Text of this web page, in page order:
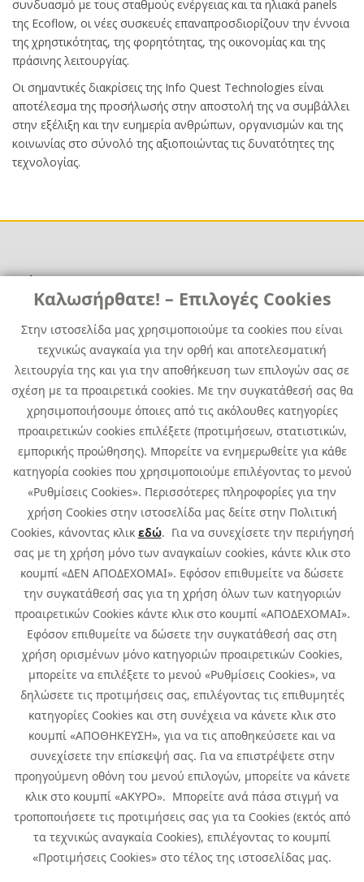
Καλωσήρθατε! – Επιλογές Cookies
Στην ιστοσελίδα μας χρησιμοποιούμε τα cookies που είναι
τεχνικώς αναγκαία για την ορθή και αποτελεσματική
λειτουργία της και για την αποθήκευση των επιλογών σας σε
σχέση με τα προαιρετικά cookies. Με την συγκατάθεσή σας θα
χρησιμοποιήσουμε όποιες από τις ακόλουθες κατηγορίες
προαιρετικών cookies επιλέξετε (προτιμήσεων, στατιστικών,
εμπορικής προώθησης). Μπορείτε να ενημερωθείτε για κάθε
κατηγορία cookies που χρησιμοποιούμε επιλέγοντας το μενού
«Ρυθμίσεις Cookies». Περισσότερες πληροφορίες για την
χρήση Cookies στην ιστοσελίδα μας δείτε στην Πολιτική
Cookies, κάνοντας κλικ εδώ. Για να συνεχίσετε την περιήγησή
σας με τη χρήση μόνο των αναγκαίων cookies, κάντε κλικ στο
κουμπί «ΔΕΝ ΑΠΟΔΕΧΟΜΑΙ». Εφόσον επιθυμείτε να δώσετε
την συγκατάθεσή σας για τη χρήση όλων των κατηγοριών
προαιρετικών Cookies κάντε κλικ στο κουμπί «ΑΠΟΔΕΧΟΜΑΙ».
Εφόσον επιθυμείτε να δώσετε την συγκατάθεσή σας στη
χρήση ορισμένων μόνο κατηγοριών προαιρετικών Cookies,
μπορείτε να επιλέξετε το μενού «Ρυθμίσεις Cookies», να
δηλώσετε τις προτιμήσεις σας, επιλέγοντας τις επιθυμητές
κατηγορίες Cookies και στη συνέχεια να κάνετε κλικ στο
κουμπί «ΑΠΟΘΗΚΕΥΣΗ», για να τις αποθηκεύσετε και να
συνεχίσετε την επίσκεψή σας. Για να επιστρέψετε στην
προηγούμενη οθόνη του μενού επιλογών, μπορείτε να κάνετε
κλικ στο κουμπί «ΑΚΥΡΟ». Μπορείτε ανά πάσα στιγμή να
τροποποιήσετε τις προτιμήσεις σας για τα Cookies (εκτός από
τα τεχνικώς αναγκαία Cookies), επιλέγοντας το κουμπί
«Προτιμήσεις Cookies» στο τέλος της ιστοσελίδας μας.
συνδυασμό με τους σταθμούς ενέργειας και τα ηλιακά panels
της Ecoflow, οι νέες συσκευές επαναπροσδιορίζουν την έννοια
της χρηστικότητας, της φορητότητας, της οικονομίας και της
πράσινης λειτουργίας.
Οι σημαντικές διακρίσεις της Info Quest Technologies είναι
αποτέλεσμα της προσήλωσής στην αποστολή της να συμβάλλει
στην εξέλιξη και την ευημερία ανθρώπων, οργανισμών και της
κοινωνίας στο σύνολό της αξιοποιώντας τις δυνατότητες της
τεχνολογίας.
Χρήσιμα
Χρήσιμα
Επικοινωνία
Media Kit
Καριέρα
Όμιλος Quest
Site Map
Copyright © 2026 Infoquest.gr Με επιφύλαξη κάθε νόμιμου δικαιώματος.
Πολιτική Cookies Προτιμήσεις Cookies | Όροι Χρήσης
Πολιτική Απορρήτου: Για να ενημερωθείτε σχετικά με την επεξεργασία
προσωπικών δεδομένων πατήστεεδώ .
Ειδική Δήλωση CCTV
Ειδική Δήλωση Απορρήτου Υποβολής